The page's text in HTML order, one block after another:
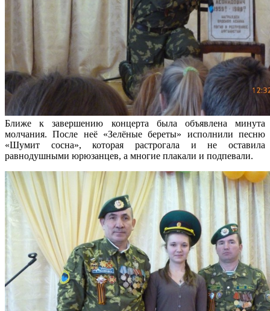
Ближе к завершению концерта была объявлена минута
молчания. После неё «Зелёные береты» исполнили песню
«Шумит сосна», которая растрогала и не оставила
равнодушными юрюзанцев, а многие плакали и подпевали.